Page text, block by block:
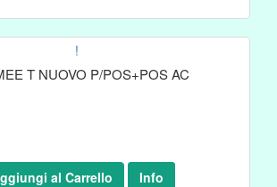
!
T NUOVO P/POS+POS AC
al Carrello Info